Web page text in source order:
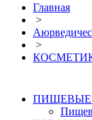
Главная
>
>
ПИЩЕВЫЕ